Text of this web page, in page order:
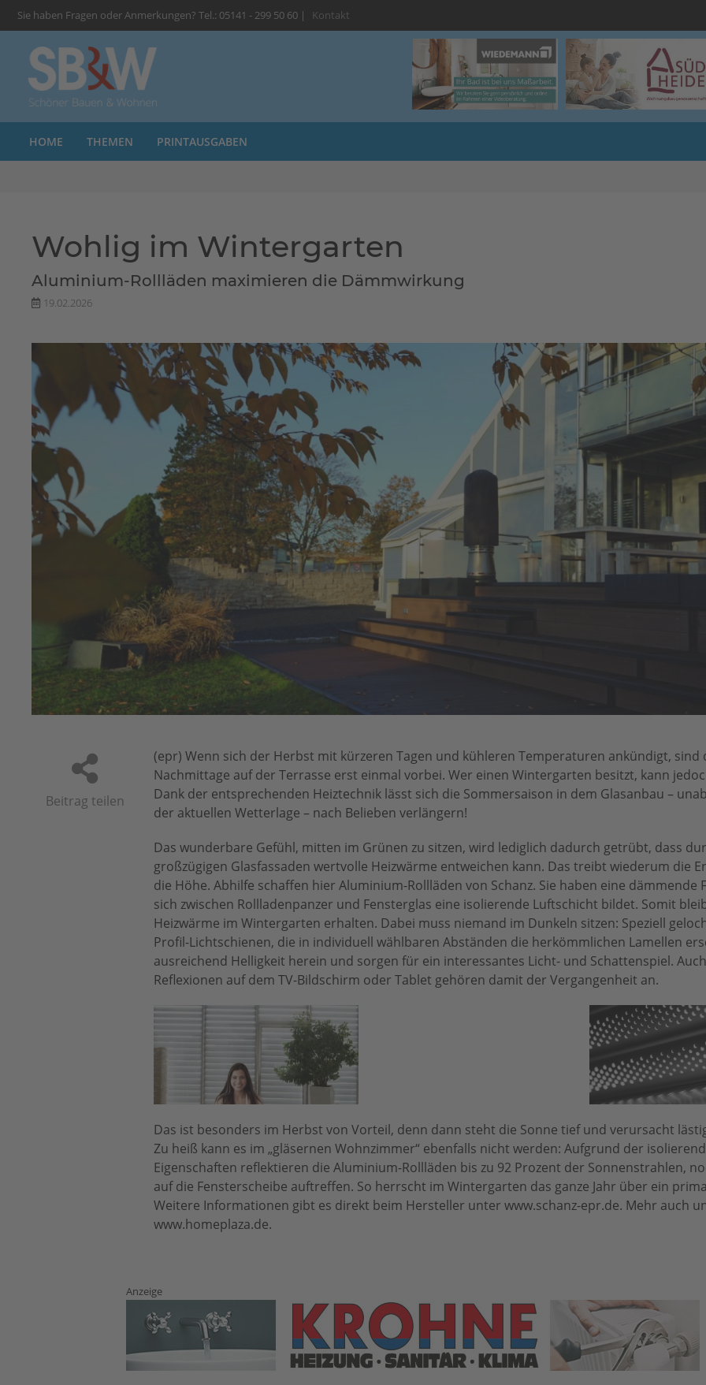
Sie haben Fragen oder Anmerkungen? Tel.: 05141 - 299 50 60 | Kontakt
HOME THEMEN PRINTAUSGABEN
Wohlig im Wintergarten
Aluminium-Rollläden maximieren die Dämmwirkung
19.02.2026
Beitrag teilen
(epr) Wenn sich der Herbst mit kürzeren Tagen und kühleren Temperaturen ankündigt, sind
Nachmittage auf der Terrasse erst einmal vorbei. Wer einen Wintergarten besitzt, kann
Dank der entsprechenden Heiztechnik lässt sich die Sommersaison in dem Glasanbau –
der aktuellen Wetterlage – nach Belieben verlängern!
Das wunderbare Gefühl, mitten im Grünen zu sitzen, wird lediglich dadurch getrübt, dass
großzügigen Glasfassaden wertvolle Heizwärme entweichen kann. Das treibt wiederum die
die Höhe. Abhilfe schaffen hier Aluminium-Rollläden von Schanz. Sie haben eine dämmende
sich zwischen Rollladenpanzer und Fensterglas eine isolierende Luftschicht bildet. Somit
Heizwärme im Wintergarten erhalten. Dabei muss niemand im Dunkeln sitzen: Speziell
Profil-Lichtschienen, die in individuell wählbaren Abständen die herkömmlichen Lamellen
ausreichend Helligkeit herein und sorgen für ein interessantes Licht- und Schattenspiel.
Reflexionen auf dem TV-Bildschirm oder Tablet gehören damit der Vergangenheit an.
Das ist besonders im Herbst von Vorteil, denn dann steht die Sonne tief und verursacht
Zu heiß kann es im „gläsernen Wohnzimmer“ ebenfalls nicht werden: Aufgrund der
Eigenschaften reflektieren die Aluminium-Rollläden bis zu 92 Prozent der Sonnenstrahlen,
auf die Fensterscheibe auftreffen. So herrscht im Wintergarten das ganze Jahr über ein
Weitere Informationen gibt es direkt beim Hersteller unter www.schanz-epr.de. Mehr auch
www.homeplaza.de.
Anzeige